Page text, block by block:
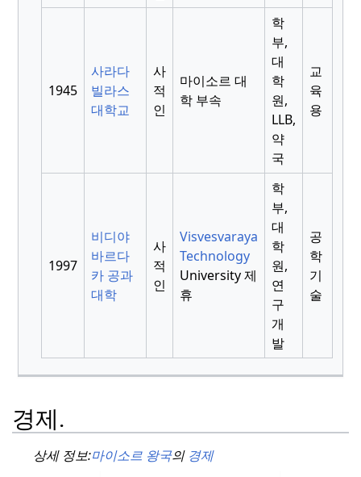
1945
사라다
빌라스
대학교
사
적
인
마이소르 대
학 부속
학
부,
대
학
원,
LLB,
약
국
교
육
용
1997
비디야
바르다
카 공과
대학
사
적
인
Visvesvaraya
Technology
University 제
휴
학
부,
대
학
원,
연
구
개
발
공
학
기
술
경제.
상세 정보:마이소르 왕국의 경제